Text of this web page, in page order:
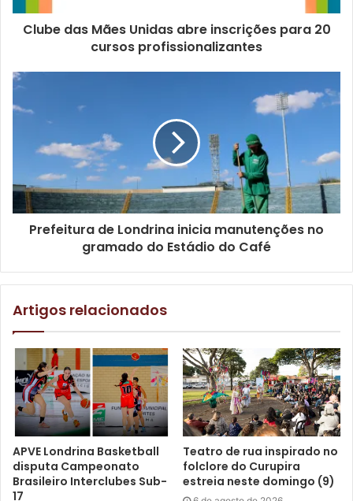
Centenário do Sul e por 13 a 0 contra Tamarana. As
derrotaram Centenário do Sul por 12 a 0 e Tamarana por 3
a 0.
Com os resultados, os times do LEC/Tsuru estão
garantidos na Fase Macrorregional do JEPs Bom de Bola,
que será realizada de 18 a 21 de setembro, na cidade
vizinha Cambé.
Foto: Marcia Busuttil / LEC Tsuru
Clube das Mães Unidas abre inscrições para 20
cursos profissionalizantes
Prefeitura de Londrina inicia manutenções no
gramado do Estádio do Café
Artigos relacionados
APVE Londrina Basketball
disputa Campeonato
Brasileiro Interclubes Sub-
17
Teatro de rua inspirado no
folclore do Curupira
estreia neste domingo (9)